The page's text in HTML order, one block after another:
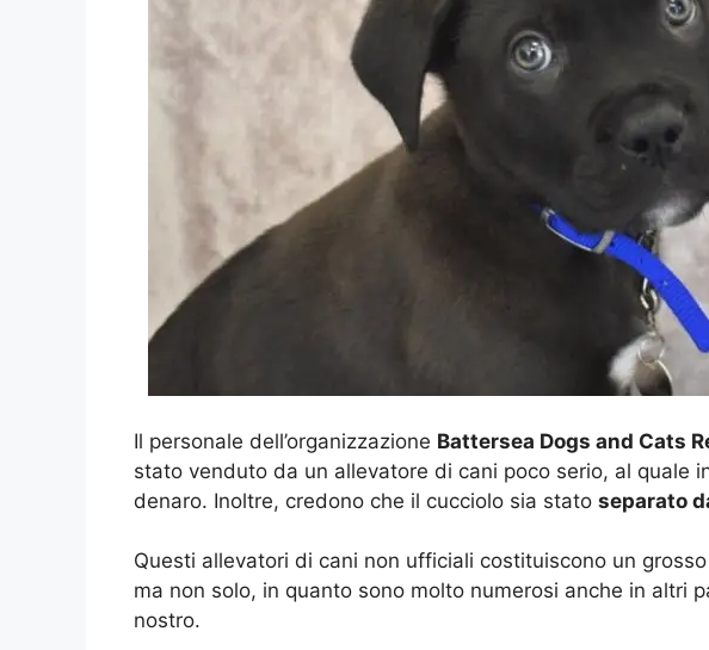
Il personale dell’organizzazione Battersea Dogs and Cats
stato venduto da un allevatore di cani poco serio, al quale
denaro. Inoltre, credono che il cucciolo sia stato separato
Questi allevatori di cani non ufficiali costituiscono un
ma non solo, in quanto sono molto numerosi anche in altri
nostro.